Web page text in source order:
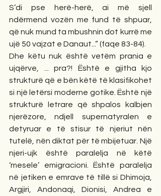
S’di pse herë-herë, ai më sjell
ndërmend vozën me fund të shpuar,
që nuk mund ta mbushnin dot kurrë me
ujë 50 vajzat e Danaut...” (faqe 83-84).
Dhe këtu nuk është vetëm prania e
ujqërve, ... pra?! Është e gjitha kjo
strukturë që e bën këtë të klasifikohet
si një letërsi moderne gotike. Është një
strukturë letrare që shpalos kalbjen
njerëzore, ndjell supernatyralen e
detyruar e të stisur të njeriut nën
tutelë, nën diktat për të mbijetuar. Një
njeri-ujk është paralelja në këtë
‘mesele’ emigracioni. Është paralelja
në jetiken e emrave të tillë si Dhimoja,
Argjiri, Andonaqi, Dionisi, Andrea e